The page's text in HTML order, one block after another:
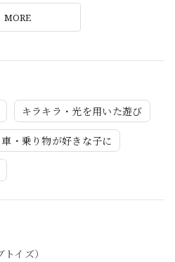
キラキラ・光を用いた遊び
車・乗り物が好きな子に
イズ）
MORE